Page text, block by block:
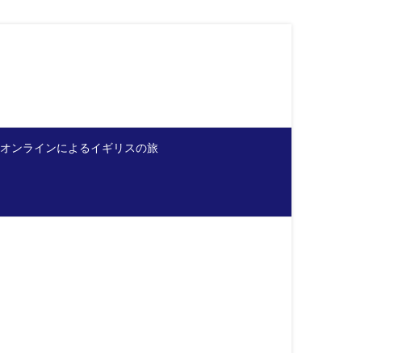
オンラインによるイギリスの旅